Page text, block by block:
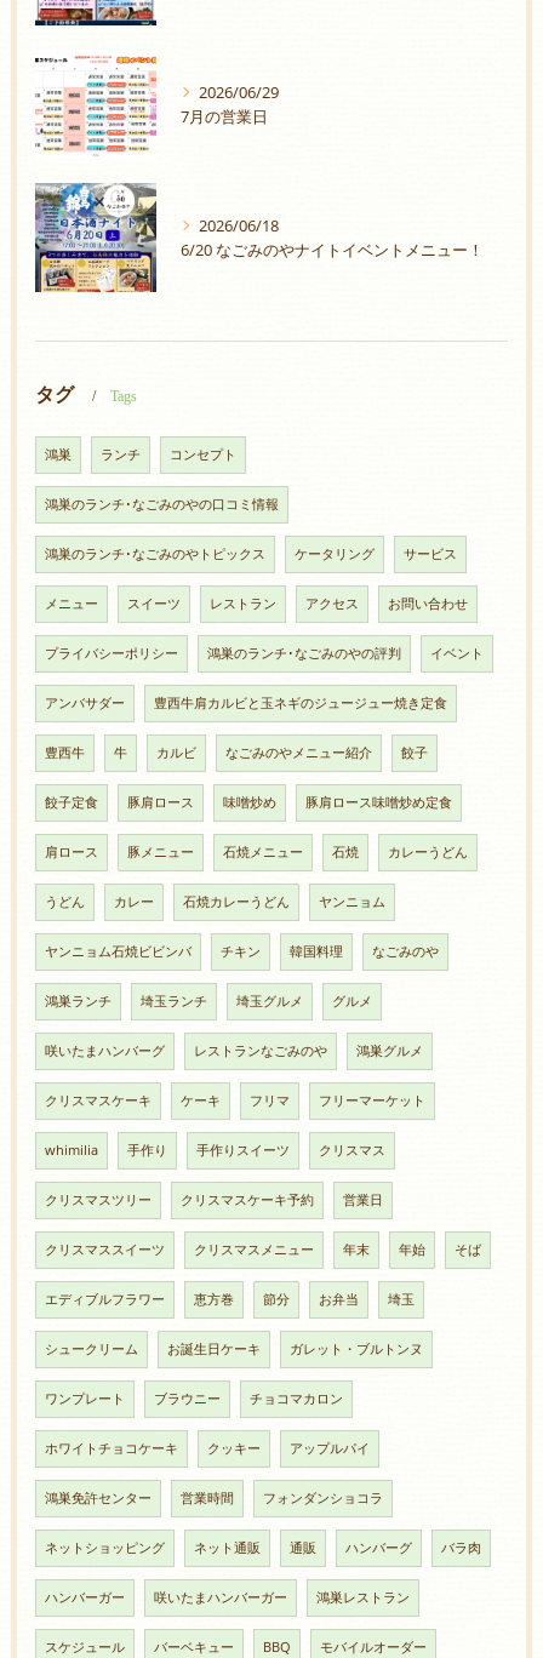
2026/06/29
7月の営業日
2026/06/18
6/20 なごみのやナイトイベントメニュー！
タグ Tags
鴻巣 ランチ コンセプト
鴻巣のランチ･なごみのやの口コミ情報
鴻巣のランチ･なごみのやトピックス ケータリング サービス
メニュー スイーツ レストラン アクセス お問い合わせ
プライバシーポリシー 鴻巣のランチ･なごみのやの評判 イベント
アンバサダー 豊西牛肩カルビと玉ネギのジュージュー焼き定食
豊西牛 牛 カルビ なごみのやメニュー紹介 餃子
餃子定食 豚肩ロース 味噌炒め 豚肩ロース味噌炒め定食
肩ロース 豚メニュー 石焼メニュー 石焼 カレーうどん
うどん カレー 石焼カレーうどん ヤンニョム
ヤンニョム石焼ビビンバ チキン 韓国料理 なごみのや
鴻巣ランチ 埼玉ランチ 埼玉グルメ グルメ
咲いたまハンバーグ レストランなごみのや 鴻巣グルメ
クリスマスケーキ ケーキ フリマ フリーマーケット
whimilia 手作り 手作りスイーツ クリスマス
クリスマスツリー クリスマスケーキ予約 営業日
クリスマススイーツ クリスマスメニュー 年末 年始 そば
エディブルフラワー 恵方巻 節分 お弁当 埼玉
シュークリーム お誕生日ケーキ ガレット・ブルトンヌ
ワンプレート ブラウニー チョコマカロン
ホワイトチョコケーキ クッキー アップルパイ
鴻巣免許センター 営業時間 フォンダンショコラ
ネットショッピング ネット通販 通販 ハンバーグ バラ肉
ハンバーガー 咲いたまハンバーガー 鴻巣レストラン
スケジュール バーベキュー BBQ モバイルオーダー